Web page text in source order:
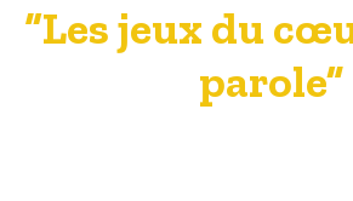
“Les jeux du
parole”